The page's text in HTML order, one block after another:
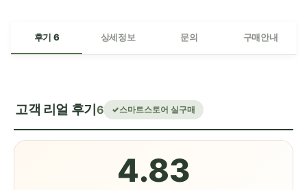
후기 6 상세정보 문의 구매안내
고객 리얼 후기 6 스마트스토어 실구매
4.83